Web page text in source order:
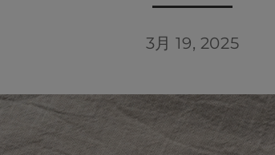
3月 19, 2025